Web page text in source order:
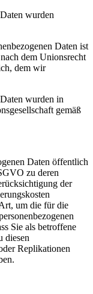
wurden
Daten ist
dem Unionsrecht
dem wir
wurden in
gemäß
Daten öffentlich
zu deren
der
um die für die
Sie als betroffene
diesen
Replikationen